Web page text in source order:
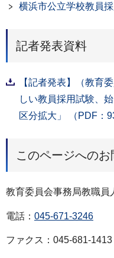
横浜市公立学校教員
記者発表資料
【記者発表】（教育
しい教員採用試験、
区分拡大」 （PDF：
このページへのお
教育委員会事務局教職員
電話： 045-671-3246
ファクス：045-681-1413